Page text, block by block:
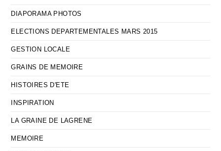
DIAPORAMA PHOTOS
ELECTIONS DEPARTEMENTALES MARS 2015
GESTION LOCALE
GRAINS DE MEMOIRE
HISTOIRES D'ETE
INSPIRATION
LA GRAINE DE LAGRENE
MEMOIRE